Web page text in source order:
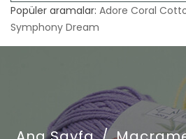
Popüler aramalar: Adore Coral
Symphony Dream